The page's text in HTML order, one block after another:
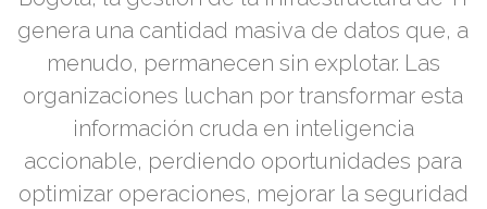
genera una cantidad masiva de datos que, a
menudo, permanecen sin explotar. Las
organizaciones luchan por transformar esta
información cruda en inteligencia
accionable, perdiendo oportunidades para
optimizar operaciones, mejorar la seguridad